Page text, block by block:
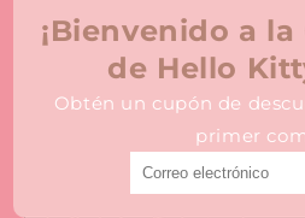
¡Bienvenido a
de Hello
Obtén un cupón de
primer